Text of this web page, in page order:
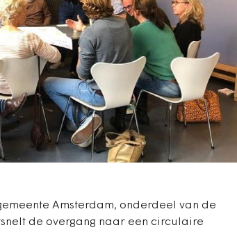
Amsterdam, onderdeel van de
de overgang naar een circulaire